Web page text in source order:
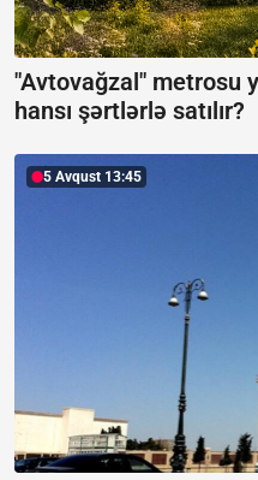
"Avtovağzal" metrosu
hansı şərtlərlə satılır?
5 Avqust 13:45